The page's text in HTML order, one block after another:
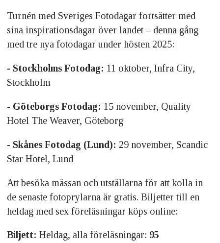
Turnén med Sveriges Fotodagar fortsätter med
sina inspirationsdagar över landet – denna gång
med tre nya fotodagar under hösten 2025:
- Stockholms Fotodag: 11 oktober, Infra City,
Stockholm
- Göteborgs Fotodag: 15 november, Quality
Hotel The Weaver, Göteborg
- Skånes Fotodag (Lund): 29 november, Scandic
Star Hotel, Lund
Att besöka mässan och utställarna för att kolla in
de senaste fotoprylarna är gratis. Biljetter till en
heldag med sex föreläsningar köps online:
Biljett: Heldag, alla föreläsningar: 95